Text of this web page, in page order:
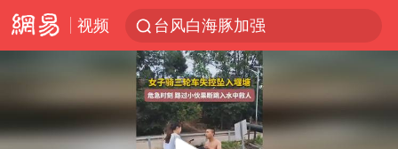
视频
台风白海豚加强
国防部回应日本试射“战斧”导弹
广东雷州通报特教老师招聘违规事件